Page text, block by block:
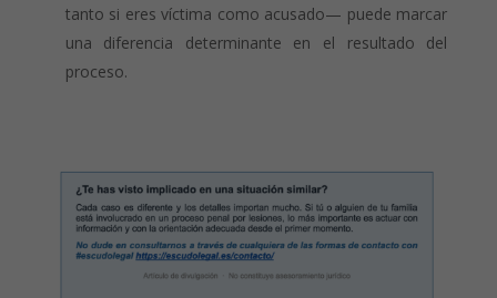
tanto si eres víctima como acusado— puede marcar
una diferencia determinante en el resultado del
proceso.